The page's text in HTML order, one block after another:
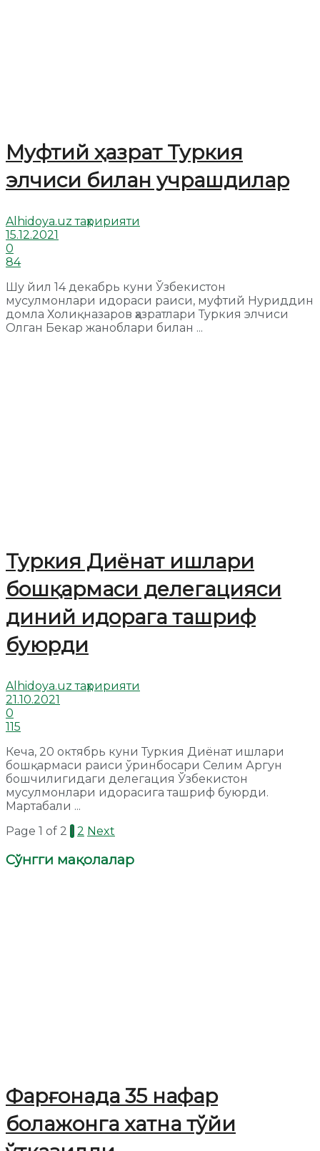
Муфтий ҳазрат Туркия
элчиси билан учрашдилар
Alhidoya.uz таҳририяти
15.12.2021
0
84
Шу йил 14 декабрь куни Ўзбекистон
мусулмонлари идораси раиси, муфтий Нуриддин
домла Холиқназаров ҳазратлари Туркия элчиси
Олган Бекар жаноблари билан ...
Туркия Диёнат ишлари
бошқармаси делегацияси
диний идорага ташриф
буюрди
Alhidoya.uz таҳририяти
21.10.2021
0
115
Кеча, 20 октябрь куни Туркия Диёнат ишлари
бошқармаси раиси ўринбосари Селим Аргун
бошчилигидаги делегация Ўзбекистон
мусулмонлари идорасига ташриф буюрди.
Мартабали ...
Page 1 of 2 1 2 Next
Сўнгги мақолалар
Фарғонада 35 нафар
болажонга хатна тўйи